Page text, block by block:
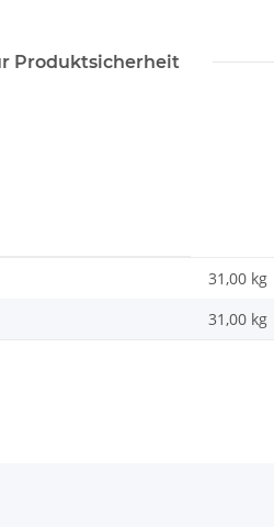
Produktsicherheit
31,00 kg
31,00 kg